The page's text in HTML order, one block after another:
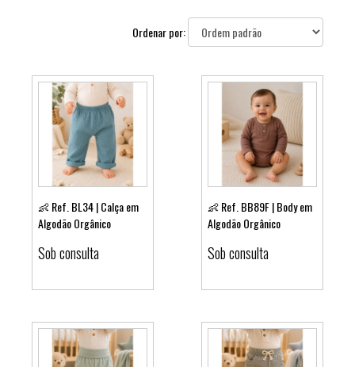
Ordenar por:
Ver detalhes
👶 Ref. BL34 | Calça em
Algodão Orgânico
Sob consulta Ver detalhes
👶 Ref. BB89F | Body em
Algodão Orgânico
Sob consulta